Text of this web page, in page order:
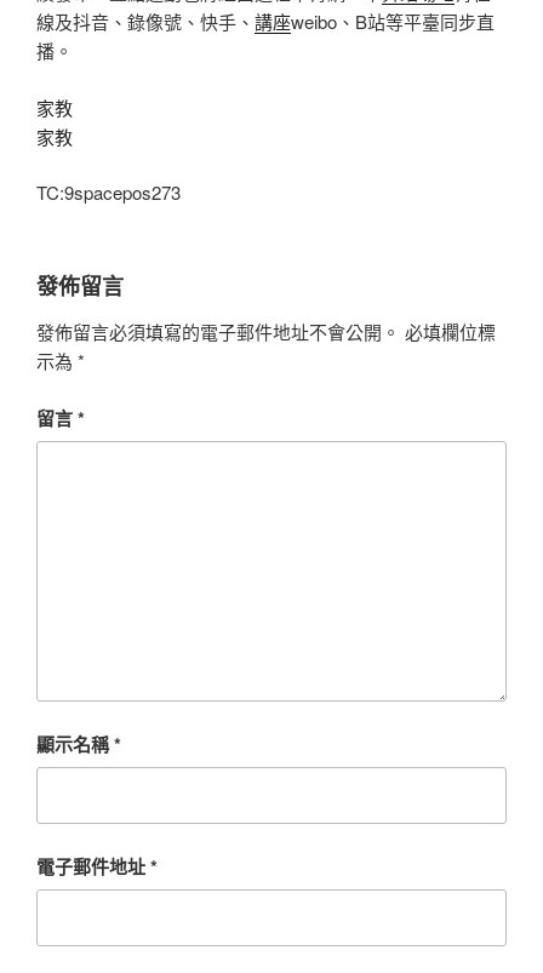
線及抖音、錄像號、快手、 講座weibo、B站等平臺同步直
播。
家教
家教
TC:9spacepos273
發佈留言
發佈留言必須填寫的電子郵件地址不會公開。 必填欄位標
示為 *
留言*
顯示名稱*
電子郵件地址*